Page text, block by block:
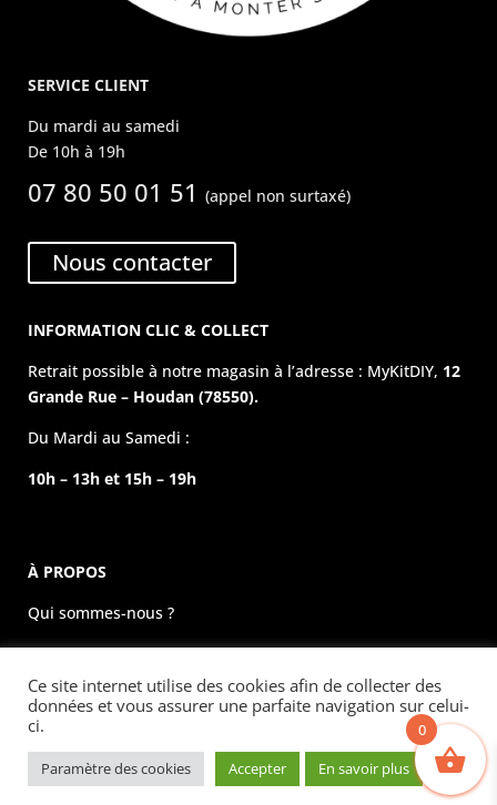
SERVICE CLIENT
Du mardi au samedi
De 10h à 19h
07 80 50 01 51(appel non surtaxé)
Nous contacter
INFORMATION CLIC & COLLECT
Retrait possible à notre magasin à l’adresse : MyKitDIY, 12
Grande Rue – Houdan (78550).
Du Mardi au Samedi :
10h – 13h et 15h – 19h
À PROPOS
Qui sommes-nous ?
La boutique physique
Évènements
Mentions légales
Copyright © 2023 MyKitDIY
Ce site internet utilise des cookies afin de collecter des
données et vous assurer une parfaite navigation sur celui-
ci.
Paramètre des cookies Accepter En savoir plus
0